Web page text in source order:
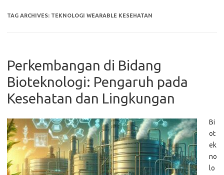
TAG ARCHIVES: TEKNOLOGI WEARABLE KESEHATAN
Perkembangan di Bidang
Bioteknologi: Pengaruh pada
Kesehatan dan Lingkungan
Bi
ot
ek
no
lo